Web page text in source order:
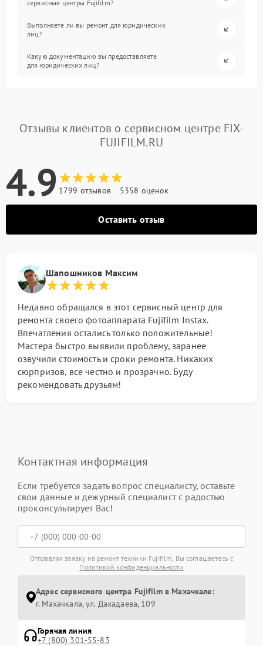
сервисные центры Fujifilm?
Выполняете ли вы ремонт для юридических
лиц?
Какую документацию вы предоставляете
для юридических лиц?
Отзывы клиентов о сервисном центре FIX-
FUJIFILM.RU
4.9 1799 отзывов 5358 оценок
Оставить отзыв
Шапошников Максим
Недавно обращался в этот сервисный центр для
ремонта своего фотоаппарата Fujifilm Instax.
Впечатления остались только положительные!
Мастера быстро выявили проблему, заранее
озвучили стоимость и сроки ремонта. Никаких
сюрпризов, все честно и прозрачно. Буду
рекомендовать друзьям!
Контактная информация
Если требуется задать вопрос специалисту, оставьте
свои данные и дежурный специалист с радостью
проконсультирует Вас!
Отправляя заявку на ремонт техники Fujifilm, Вы соглашаетесь с
Политикой конфиденциальности
Адрес сервисного центра Fujifilm в Махачкале:
г. Махачкала, ул. Дахадаева, 109
Горячая линия
+7 (800) 301-55-83